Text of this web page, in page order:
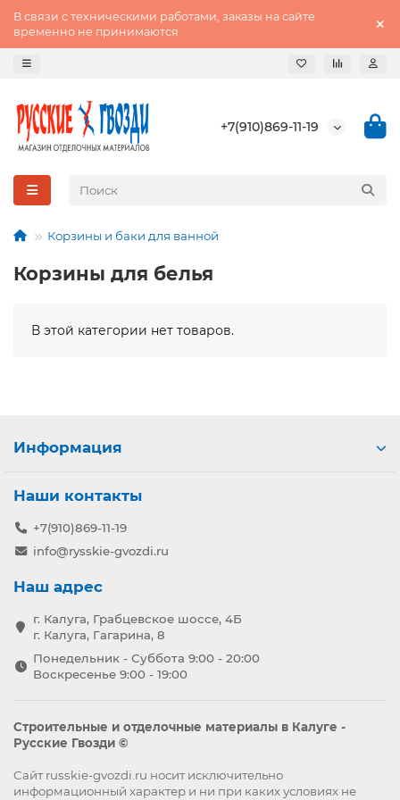
В связи с техническими работами, заказы на сайте
временно не принимаются
+7(910)869-11-19
Корзины и баки для ванной
Корзины для белья
В этой категории нет товаров.
Информация
Наши контакты
+7(910)869-11-19
info@rysskie-gvozdi.ru
Наш адрес
г. Калуга, Грабцевское шоссе, 4Б
г. Калуга, Гагарина, 8
Понедельник - Суббота 9:00 - 20:00
Воскресенье 9:00 - 19:00
Строительные и отделочные материалы в Калуге -
Русские Гвозди ©
Сайт russkie-gvozdi.ru носит исключительно
информационный характер и ни при каких условиях не